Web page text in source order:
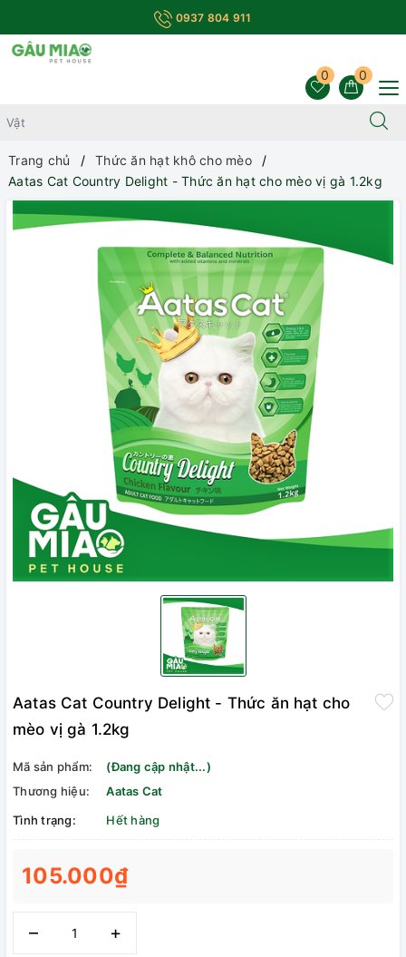
0937 804 911
0
0
Trang chủ
Thức ăn hạt khô cho mèo
Aatas Cat Country Delight - Thức ăn hạt cho mèo vị gà 1.2kg
Aatas Cat Country Delight - Thức ăn hạt cho
mèo vị gà 1.2kg
Mã sản phẩm:
(Đang cập nhật...)
Thương hiệu:
Aatas Cat
Tình trạng:
Hết hàng
105.000₫
– +